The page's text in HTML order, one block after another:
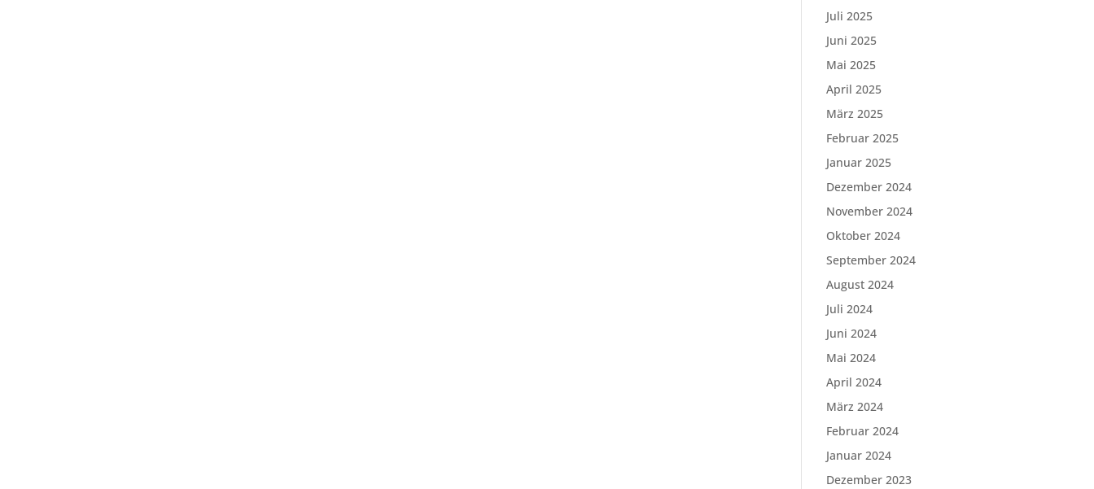
Juli 2025
Juni 2025
Mai 2025
April 2025
März 2025
Februar 2025
Januar 2025
Dezember 2024
November 2024
Oktober 2024
September 2024
August 2024
Juli 2024
Juni 2024
Mai 2024
April 2024
März 2024
Februar 2024
Januar 2024
Dezember 2023